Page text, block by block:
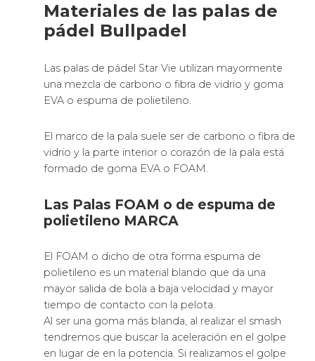
Materiales de las palas de
pádel Bullpadel
Las palas de pádel Star Vie utilizan mayormente
una mezcla de carbono o fibra de vidrio y goma
EVA o espuma de polietileno.
El marco de la pala suele ser de carbono o fibra de
vidrio y la parte interior o corazón de la pala está
formado de goma EVA o FOAM.
Las Palas FOAM o de espuma de
polietileno MARCA
El FOAM o dicho de otra forma espuma de
polietileno es un material blando que da una
mayor salida de bola a baja velocidad y mayor
tiempo de contacto con la pelota.
Al ser una goma más blanda, al realizar el smash
tendremos que buscar la aceleración en el golpe
en lugar de en la potencia. Si realizamos el golpe